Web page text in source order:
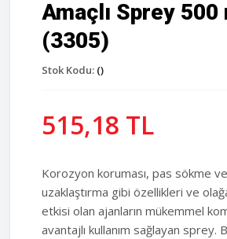
Amaçlı Sprey 500
(3305)
Stok Kodu: ()
515,18 TL
Korozyon koruması, pas sökme
uzaklaştırma gibi özellikleri ve
etkisi olan ajanların mükemmel
avantajlı kullanım sağlayan sprey.